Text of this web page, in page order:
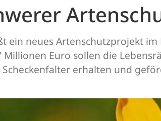
ein neues Artenschutzprojekt
Euro sollen die
erhalten und